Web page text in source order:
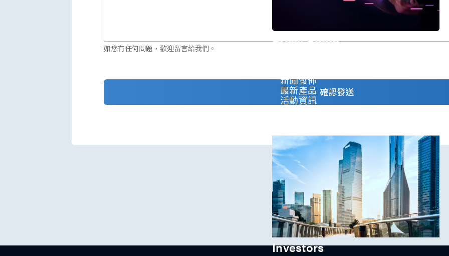
Press Room
新聞發佈
最新產品
活動資訊
Investors
e
P
p
*
如您有任何問題，歡迎留言給我們。
確認發送